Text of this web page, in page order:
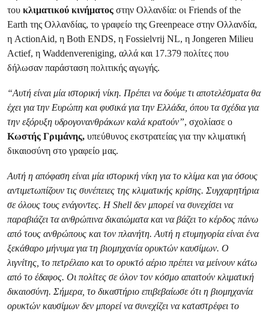
του κλιματικού κινήματος στην Ολλανδία: οι Friends of the
Earth της Ολλανδίας, το γραφείο της Greenpeace στην Ολλανδία,
η ActionAid, η Both ENDS, η Fossielvrij NL, η Jongeren Milieu
Actief, η Waddenvereniging, αλλά και 17.379 πολίτες που
δήλωσαν παράσταση πολιτικής αγωγής.
“Αυτή είναι μία ιστορική νίκη. Πρέπει να δούμε τι αποτελέσματα θα
έχει για την Ευρώπη και φυσικά για την Ελλάδα, όπου τα σχέδια για
την εξόρυξη υδρογονανθράκων καλά κρατούν”, σχολίασε ο
Κωστής Γριμάνης, υπεύθυνος εκστρατείας για την κλιματική
δικαιοσύνη στο γραφείο μας.
Αυτή η απόφαση είναι μία ιστορική νίκη για το κλίμα και για όσους
αντιμετωπίζουν τις συνέπειες της κλιματικής κρίσης. Συγχαρητήρια
σε όλους τους ενάγοντες. Η Shell δεν μπορεί να συνεχίσει να
παραβιάζει τα ανθρώπινα δικαιώματα και να βάζει το κέρδος πάνω
από τους ανθρώπους και τον πλανήτη. Αυτή η ετυμηγορία είναι ένα
ξεκάθαρο μήνυμα για τη βιομηχανία ορυκτών καυσίμων. Ο
λιγνίτης, το πετρέλαιο και το ορυκτό αέριο πρέπει να μείνουν κάτω
από το έδαφος. Οι πολίτες σε όλον τον κόσμο απαιτούν κλιματική
δικαιοσύνη. Σήμερα, το δικαστήριο επιβεβαίωσε ότι η βιομηχανία
ορυκτών καυσίμων δεν μπορεί να συνεχίζει να καταστρέφει το